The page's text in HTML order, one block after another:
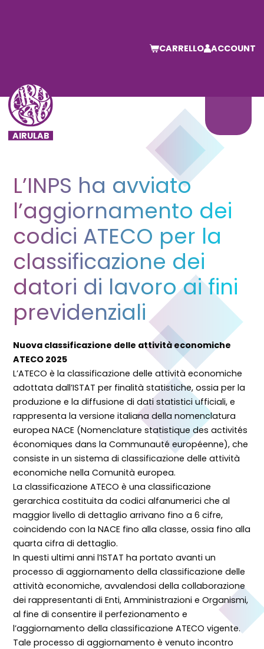
CARRELLO ACCOUNT
L’INPS ha avviato
l’aggiornamento dei
codici ATECO per la
classificazione dei
datori di lavoro ai fini
previdenziali
Nuova classificazione delle attività economiche
ATECO 2025
L’ATECO è la classificazione delle attività economiche
adottata dall’ISTAT per finalità statistiche, ossia per la
produzione e la diffusione di dati statistici ufficiali, e
rappresenta la versione italiana della nomenclatura
europea NACE (Nomenclature statistique des activités
économiques dans la Communauté européenne), che
consiste in un sistema di classificazione delle attività
economiche nella Comunità europea.
La classificazione ATECO è una classificazione
gerarchica costituita da codici alfanumerici che al
maggior livello di dettaglio arrivano fino a 6 cifre,
coincidendo con la NACE fino alla classe, ossia fino alla
quarta cifra di dettaglio.
In questi ultimi anni l’ISTAT ha portato avanti un
processo di aggiornamento della classificazione delle
attività economiche, avvalendosi della collaborazione
dei rappresentanti di Enti, Amministrazioni e Organismi,
al fine di consentire il perfezionamento e
l’aggiornamento della classificazione ATECO vigente.
Tale processo di aggiornamento è venuto incontro